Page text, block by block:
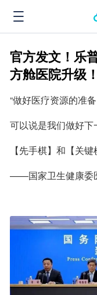
官方发文！乐
方舱医院升级！
“做好医疗资源的准备
可以说是我们做好
【先手棋】和【关键
——国家卫生健康委